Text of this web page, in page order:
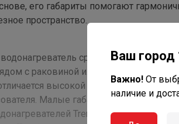
его габариты помогают
пространство.
сразу обслуживает
с раковиной или душем - можно
высокой компактностью и
Малые габариты и
Trend;
Ваш город
Важно! От
наличие и